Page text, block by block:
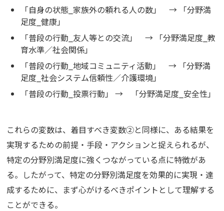
「自身の状態_家族外の頼れる人の数」 → 「分野満
足度_健康」
「普段の行動_友人等との交流」 → 「分野満足度_教
育水準／社会関係」
「普段の行動_地域コミュニティ活動」 → 「分野満
足度_社会システム信頼性／介護環境」
「普段の行動_投票行動」 → 「分野満足度_安全性」
これらの変数は、着目すべき変数②と同様に、ある結果を
実現するための前提・手段・アクションと捉えられるが、
特定の分野別満足度に強くつながっている点に特徴があ
る。したがって、特定の分野別満足度を効果的に実現・達
成するために、まず心がけるべきポイントとして理解する
ことができる。